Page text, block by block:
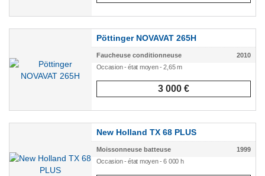
Pöttinger NOVAVAT 265H
Faucheuse conditionneuse
2010
Occasion - état moyen - 2,65 m
3 000 €
New Holland TX 68 PLUS
Moissonneuse batteuse
1999
Occasion - état moyen - 6 000 h